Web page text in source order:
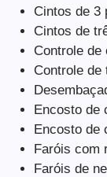
Cintos de 3
Cintos de
Controle de
Controle de
Encosto de
Encosto de
Faróis com
Faróis de